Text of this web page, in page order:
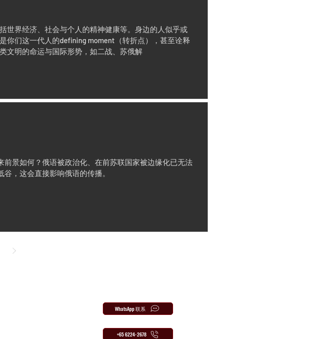
世界经济、社会与个人的精神健康等。身边的人似乎或
你们这一代人的defining moment（转折点），甚至诠释
文明的命运与国际形势，如二战、苏俄解
景如何？俄语被政治化、在前苏联国家被边缘化已无法
，这会直接影响俄语的传播。
WhatsApp 联系
+65 6224-2678